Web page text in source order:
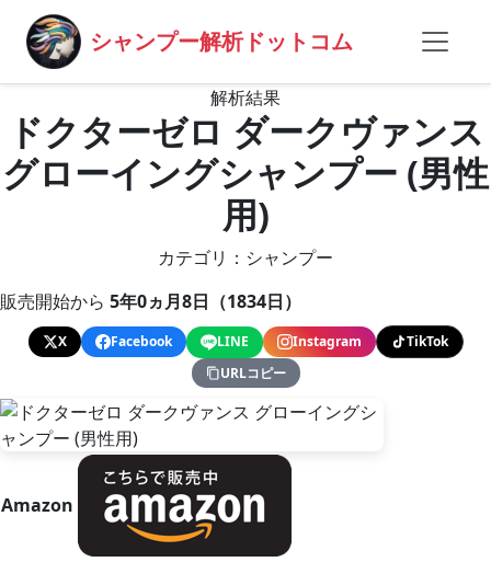
シャンプー解析ドットコム
解析結果
ドクターゼロ ダークヴァンス
グローイングシャンプー (男性
用)
カテゴリ：シャンプー
販売開始から 5年0ヵ月8日（1834日）
X Facebook LINE Instagram
TikTok
URLコピー
Amazon